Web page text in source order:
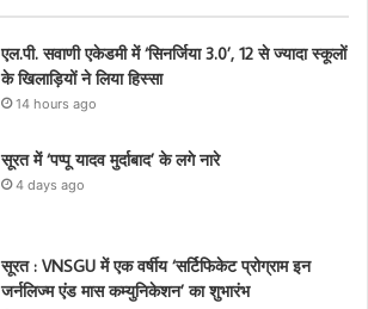
एल.पी. सवाणी एकेडमी में ‘सिनर्जिया 3.0’, 12 से ज्यादा स्कूलों
के खिलाड़ियों ने लिया हिस्सा
14 hours ago
सूरत में ‘पप्पू यादव मुर्दाबाद’ के लगे नारे
4 days ago
सूरत : VNSGU में एक वर्षीय ‘सर्टिफिकेट प्रोग्राम इन
जर्नलिज्म एंड मास कम्युनिकेशन’ का शुभारंभ